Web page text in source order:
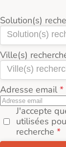
Solution(s)
Ville(s)
Adresse email
J'accepte
utilisées
recherche